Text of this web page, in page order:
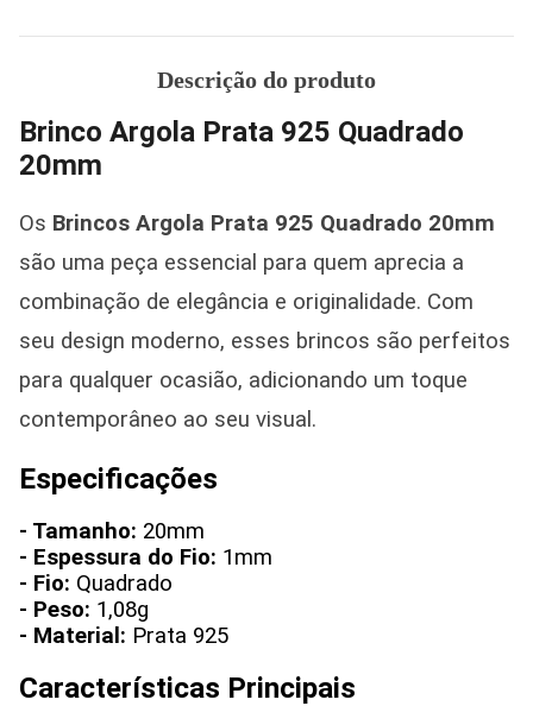
Descrição do produto
Brinco Argola Prata 925 Quadrado
20mm
Os Brincos Argola Prata 925 Quadrado 20mm
são uma peça essencial para quem aprecia a
combinação de elegância e originalidade. Com
seu design moderno, esses brincos são perfeitos
para qualquer ocasião, adicionando um toque
contemporâneo ao seu visual.
Especificações
- Tamanho: 20mm
- Espessura do Fio: 1mm
- Fio: Quadrado
- Peso: 1,08g
- Material: Prata 925
Características Principais